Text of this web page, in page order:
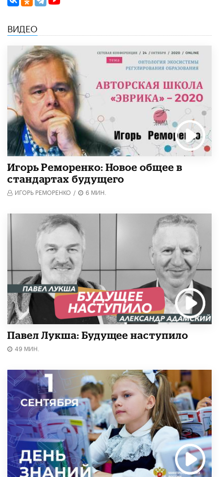
ВИДЕО
Игорь Реморенко: Новое общее в
стандартах будущего
ИГОРЬ РЕМОРЕНКО / 6 МИН.
Павел Лукша: Будущее наступило
49 МИН.